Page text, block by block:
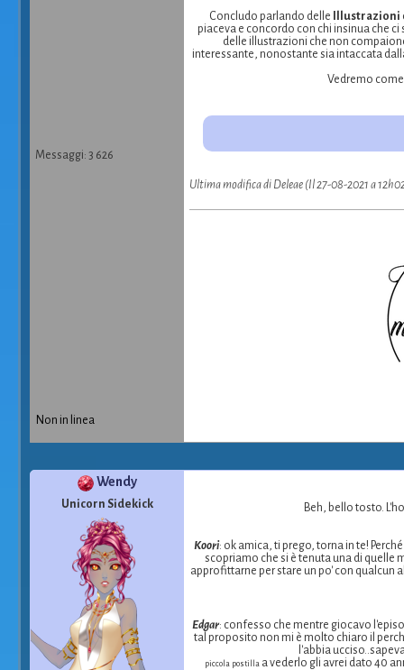
Messaggi: 3 626
Concludo parlando delle Illustrazioni
piaceva e concordo con chi insinua che
delle illustrazioni che non
interessante, nonostante sia intaccata
Vedremo
Ultima modifica di Deleae (Il 27-08-2021 a
Non in linea
Wendy
Unicorn Sidekick Beh, bello tosto.
Koori: ok amica, ti prego, torna in te!
scopriamo che si è tenuta una di quelle
approfittarne per stare un po' con qualcun
Edgar: confesso che mentre giocavo
tal proposito non mi è molto chiaro il
l'abbia
piccola postilla a vederlo gli avrei dato 40